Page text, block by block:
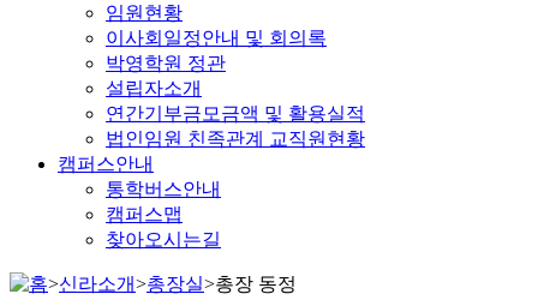
임원현황
이사회일정안내 및 회의록
박영학원 정관
설립자소개
연간기부금모금액 및 활용실적
법인임원 친족관계 교직원현황
캠퍼스안내
통학버스안내
캠퍼스맵
찾아오시는길
>신라소개>총장실>총장 동정